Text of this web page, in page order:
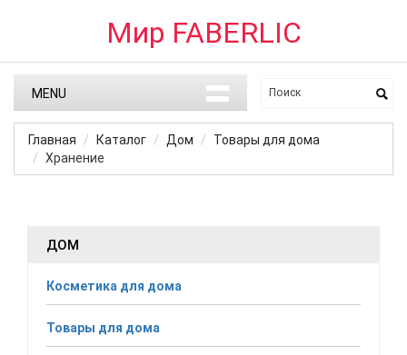
Мир FABERLIC
MENU
Главная Каталог Дом
Товары для дома
Хранение
ДОМ
Косметика для дома
Товары для дома